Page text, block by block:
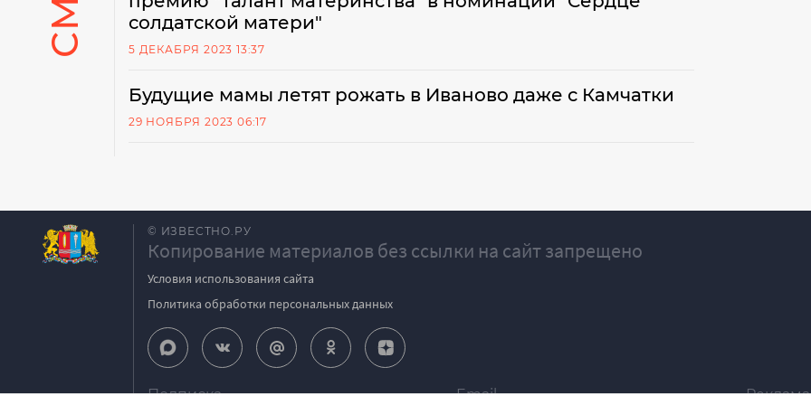
солдатской матери"
5 ДЕКАБРЯ 2023 13:37
Будущие мамы летят рожать в Иваново даже с Камчатки
29 НОЯБРЯ 2023 06:17
© ИЗВЕСТНО.РУ
Копирование материалов без ссылки на сайт запрещено
Условия использования сайта
Политика обработки персональных данных
Подписка Email Реклама